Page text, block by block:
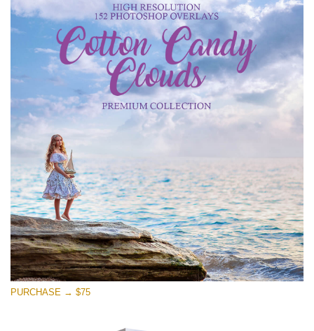
Sky Boundless
(347 Overlays)
Large 6000*4000px
Entire Collection
(1783 Overlays)
Large 6000*4000px
मुफ्त डाउनलोड
PURCHASE → $75